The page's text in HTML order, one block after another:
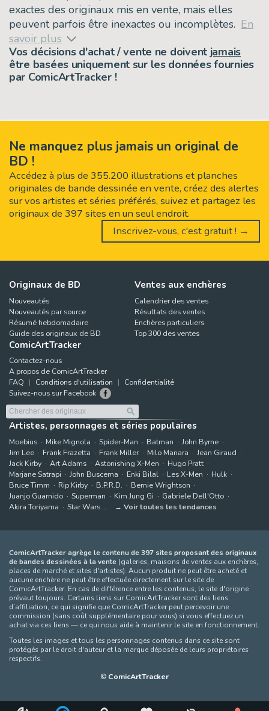
exactes des originaux mis en vente, mais elles
peuvent parfois être inexactes ou incomplètes. En
savoir plus
Vos décisions d'achat / vente ne doivent jamais
être basées uniquement sur les données fournies
par ComicArtTracker !
Ne manquez plus jamais un original de
BD !
Accédez à plus de 355.200 illustrations et planches
originales de bande dessinée en vente, créez des alertes
sur vos artistes et séries préférés, suivez et partagez les
originaux de 397 sites en un seul endroit.
Inscrivez-vous, c'est gratuit ! →
Originaux de BD
Nouveautés
Nouveautés par source
Résumé hebdomadaire
Guide des originaux de BD
Ventes aux enchères
Calendrier des ventes
Résultats des ventes
Enchères particuliers
Top 300 des ventes
ComicArtTracker
Contactez-nous
A propos de ComicArtTracker
FAQ
Conditions d'utilisation
Confidentialité
Suivez-nous sur Facebook
Artistes, personnages et séries populaires
Moebius Mike Mignola Spider-Man Batman
John Byrne
Jim Lee
Frank Frazetta Frank Miller Milo Manara
Jean Giraud
Jack Kirby
Art Adams Astonishing X-Men
Hugo Pratt
Marjane Satrapi
John Buscema Enki Bilal Les X-Men
Hulk
Bruce Timm
Rip Kirby B.P.R.D.
Bernie Wrightson
Juanjo Guarnido
Superman Kim Jung Gi
Gabriele Dell'Otto
Akira Toriyama
Star Wars Voir toutes les tendances
ComicArtTracker agrège le contenu de 397 sites proposant des originaux
de bandes dessinées à la vente (galeries, maisons de ventes aux enchères,
places de marché et sites d'artistes). Aucun produit ne peut être acheté et
aucune enchère ne peut être effectuée directement sur le site de
ComicArtTracker. En cas de différence entre les contenus, le site d'origine
prévaut toujours. Certains liens sur ComicArtTracker sont des liens
d’affiliation, ce qui signifie que ComicArtTracker peut percevoir une
commission (sans coût supplémentaire pour vous) si vous effectuez un
achat via ces liens — ce qui nous aide à maintenir le site en fonctionnement.
Toutes les images et tous les personnages contenus dans ce site sont
protégés par le droit d'auteur et la marque déposée de leurs propriétaires
respectifs.
© ComicArtTracker